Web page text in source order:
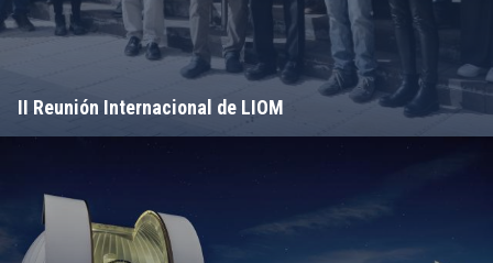
II Reunión Internacional de LIOM